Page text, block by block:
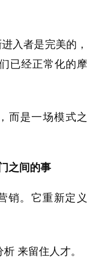
入者是完美的，
已经正常化的摩
而是一场模式之
之间的事
销。它重新定义
析来留住人才。